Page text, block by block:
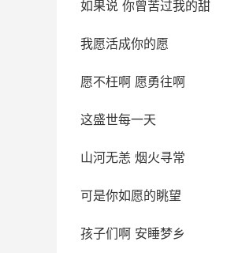
如果说 你曾苦过我的甜
我愿活成你的愿
愿不枉啊 愿勇往啊
这盛世每一天
山河无恙 烟火寻常
可是你如愿的眺望
孩子们啊 安睡梦乡